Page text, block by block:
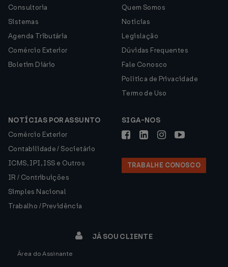
Consultoria
Sistemas
Agenda Tributária
Comércio Exterior
Boletim Diário
Quem Somos
Notícias
Legislação
Dúvidas Frequentes
Fale Conosco
Política de Privacidade
Termo de Uso
NOTÍCIAS POR ASSUNTO
Comércio Exterior
Contabilidade / Societário
ICMS, IPI, ISS e Outros
IR / Contribuições
Simples Nacional
Trabalho / Previdência
SIGA-NOS
TRABALHE CONOSCO
JÁ SOU CLIENTE
Área do Assinante